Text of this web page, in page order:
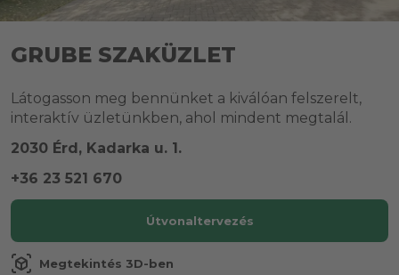
GRUBE SZAKÜZLET
Látogasson meg bennünket a kiválóan felszerelt,
interaktív üzletünkben, ahol mindent megtalál.
2030 Érd, Kadarka u. 1.
+36 23 521 670
Útvonaltervezés
view_in_ar Megtekintés 3D-ben